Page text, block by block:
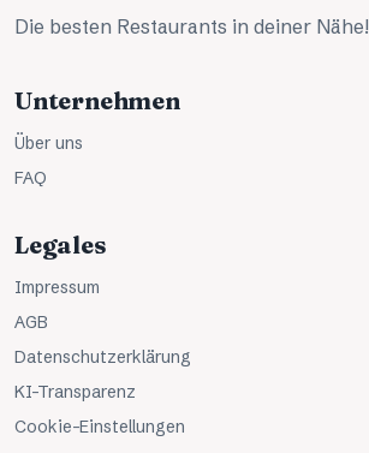
Die besten Restaurants in deiner Nähe!
Unternehmen
Über uns
FAQ
Legales
Impressum
AGB
Datenschutzerklärung
KI-Transparenz
Cookie-Einstellungen